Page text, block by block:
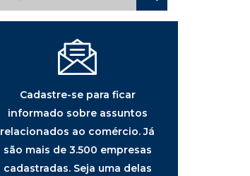
Cadastre-se para ficar
informado sobre assuntos
relacionados ao comércio. Já
são mais de 3.500 empresas
cadastradas. Seja uma delas